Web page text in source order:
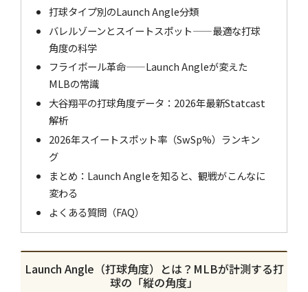
打球タイプ別のLaunch Angle分類
バレルゾーンとスイートスポット——最適な打球
角度の科学
フライボール革命——Launch Angleが変えた
MLBの常識
大谷翔平の打球角度データ：2026年最新Statcast
解析
2026年スイートスポット率（SwSp%）ランキン
グ
まとめ：Launch Angleを知ると、観戦がこんなに
変わる
よくある質問（FAQ）
Launch Angle（打球角度）とは？MLBが計測する打
球の「縦の角度」